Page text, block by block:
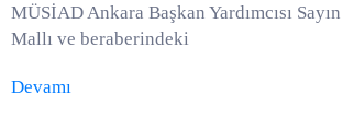
MÜSİAD Ankara Başkan Yardımcısı
Mallı ve beraberindeki
Devamı